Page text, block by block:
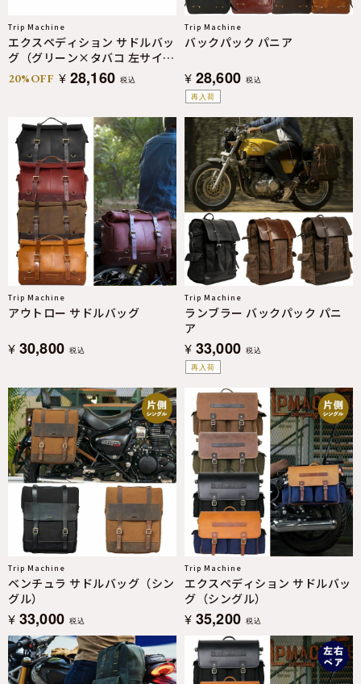
Trip Machine
エクスペディション サドルバッ
グ（グリーン×タバコ 左サイド
用）
20%OFF ¥ 28,160 税込
再入荷
Trip Machine
バックパック パニア
¥ 28,600 税込
Trip Machine
アウトロー サドルバッグ
¥ 30,800 税込
再入荷
Trip Machine
ランブラー バックパック パニ
ア
¥ 33,000 税込
Trip Machine
ベンチュラ サドルバッグ（シン
グル）
¥ 33,000 税込
Trip Machine
エクスペディション サドルバッ
グ（シングル）
¥ 35,200 税込